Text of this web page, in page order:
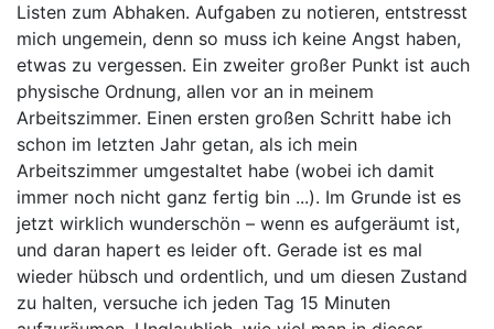
Listen zum Abhaken. Aufgaben zu notieren, entstresst
mich ungemein, denn so muss ich keine Angst haben,
etwas zu vergessen. Ein zweiter großer Punkt ist auch
physische Ordnung, allen vor an in meinem
Arbeitszimmer. Einen ersten großen Schritt habe ich
schon im letzten Jahr getan, als ich mein
Arbeitszimmer umgestaltet habe (wobei ich damit
immer noch nicht ganz fertig bin ...). Im Grunde ist es
jetzt wirklich wunderschön – wenn es aufgeräumt ist,
und daran hapert es leider oft. Gerade ist es mal
wieder hübsch und ordentlich, und um diesen Zustand
zu halten, versuche ich jeden Tag 15 Minuten